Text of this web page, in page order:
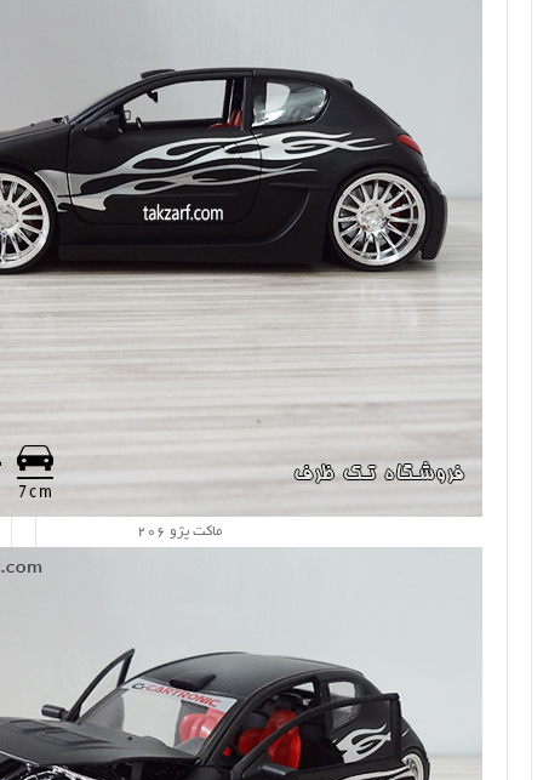
ماکت پژو 206